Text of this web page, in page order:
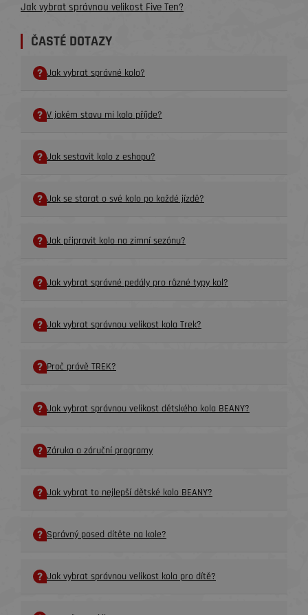
Jak vybrat správnou velikost Five Ten?
ČASTÉ DOTAZY
Jak vybrat správné kolo?
V jakém stavu mi kolo příjde?
Jak sestavit kolo z eshopu?
Jak se starat o své kolo po každé jízdě?
Jak připravit kolo na zimní sezónu?
Jak vybrat správné pedály pro různé typy kol?
Jak vybrat správnou velikost kola Trek?
Proč právě TREK?
Jak vybrat správnou velikost dětského kola BEANY?
Záruka a záruční programy
Jak vybrat to nejlepší dětské kolo BEANY?
Správný posed dítěte na kole?
Jak vybrat správnou velikost kola pro dítě?